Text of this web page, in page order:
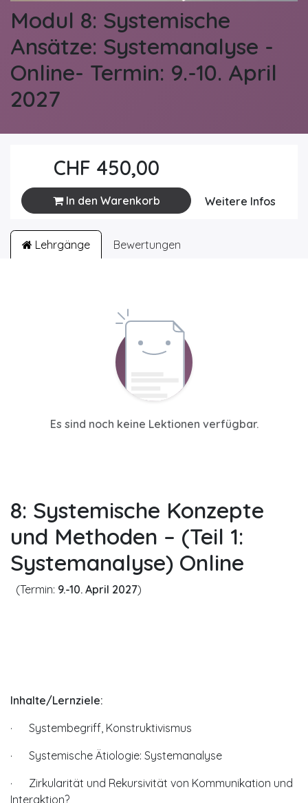
Modul 8: Systemische
Ansätze: Systemanalyse -
Online- Termin: 9.-10. April
2027
CHF 450,00
In den Warenkorb Weitere Infos
Lehrgänge Bewertungen
Es sind noch keine Lektionen verfügbar.
8: Systemische Konzepte
und Methoden – (Teil 1:
Systemanalyse) Online
(Termin: 9.-10. April 2027)
Inhalte/Lernziele:
· Systembegriff, Konstruktivismus
· Systemische Ätiologie: Systemanalyse
· Zirkularität und Rekursivität von Kommunikation und
Interaktion?